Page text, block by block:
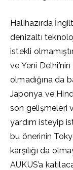
Halihazırda
denizaltı
istekli
ve Yeni
olmadığına da
Japonya ve
son gelişmeleri
yardım isteyip
bu önerinin
karşılığı da
AUKUS’a